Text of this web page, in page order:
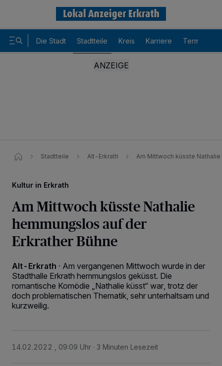
Die Stadt Stadtteile Kreis Karriere Termine
Stadtteile Alt-Erkrath Am Mittwoch küsste
Kultur in Erkrath
Am Mittwoch küsste Nathalie
hemmungslos auf der
Erkrather Bühne
Alt-Erkrath · Am vergangenen Mittwoch wurde in der
Stadthalle Erkrath hemmungslos geküsst. Die
romantische Komödie „Nathalie küsst“ war, trotz der
doch problematischen Thematik, sehr unterhaltsam und
kurzweilig.
14.02.2022 , 09:09 Uhr 3 Minuten Lesezeit